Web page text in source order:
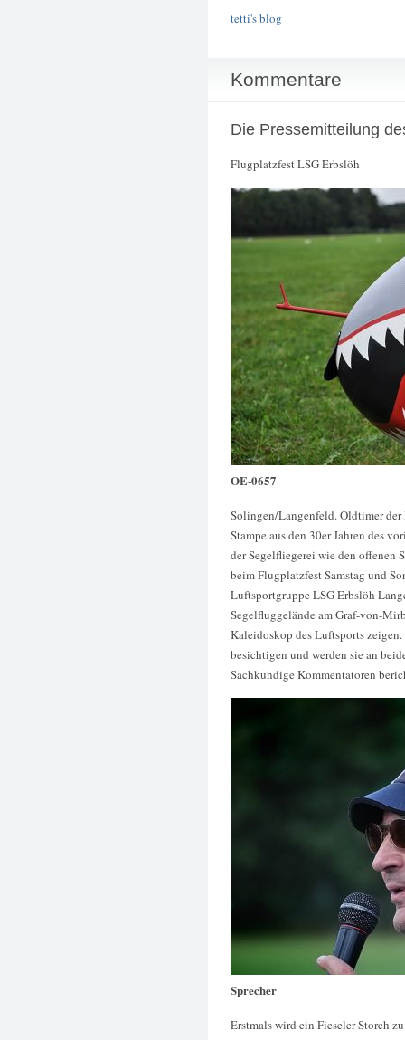
tetti's blog
Kommentare
Die Pressemitteilung
Flugplatzfest LSG Erbslöh
OE-0657
Solingen/Langenfeld. Oldtimer
Stampe aus den 30er Jahren des
der Segelfliegerei wie den offenen
beim Flugplatzfest Samstag und
Luftsportgruppe LSG Erbslöh
Segelfluggelände am Graf-von-
Kaleidoskop des Luftsports
besichtigen und werden sie an
Sachkundige Kommentatoren
Sprecher
Erstmals wird ein Fieseler Storch